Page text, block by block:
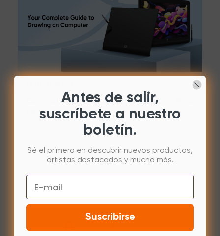
Cómo dibujar en una computadora – Guía
paso a paso
Descubra cómo dibujar en la computadora:
suelta a su creatividad digitalmente.
Antes de salir,
suscríbete a nuestro
boletín.
Sé el primero en descubrir nuevos productos,
artistas destacados y mucho más.
Email
Suscribirse